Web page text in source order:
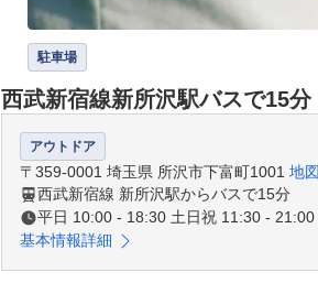
駐車場
西武新宿線新所沢駅バスで15分
アウトドア
〒359-0001 埼玉県 所沢市下富町1001 地
西武新宿線 新所沢駅からバスで15分
平日 10:00 - 18:30 土日祝 11:30 - 21:00
基本情報詳細